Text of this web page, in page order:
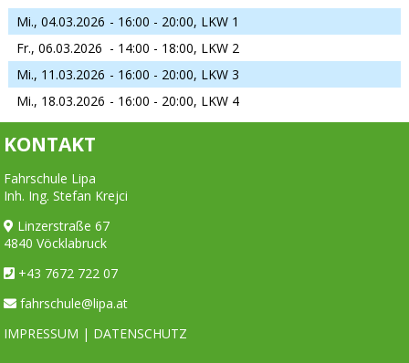
Mi., 04.03.2026 - 16:00 - 20:00, LKW 1
Fr., 06.03.2026 - 14:00 - 18:00, LKW 2
Mi., 11.03.2026 - 16:00 - 20:00, LKW 3
Mi., 18.03.2026 - 16:00 - 20:00, LKW 4
KONTAKT
Fahrschule Lipa
Inh. Ing. Stefan Krejci
Linzerstraße 67
4840 Vöcklabruck
+43 7672 722 07
fahrschule@lipa.at
IMPRESSUM | DATENSCHUTZ